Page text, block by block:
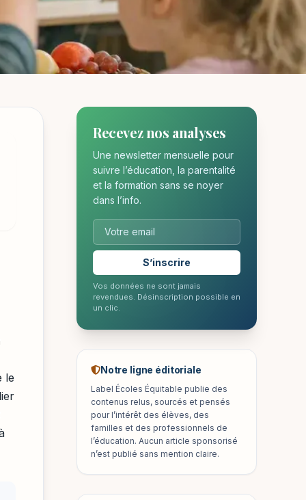
le
Recevez nos analyses
Une newsletter mensuelle pour
suivre l’éducation, la parentalité
et la formation sans se noyer
dans l’info.
S’inscrire
Vos données ne sont jamais
revendues. Désinscription possible en
un clic.
Notre ligne éditoriale
Label Écoles Équitable publie des
contenus relus, sourcés et pensés
pour l’intérêt des élèves, des
familles et des professionnels de
l’éducation. Aucun article sponsorisé
n’est publié sans mention claire.